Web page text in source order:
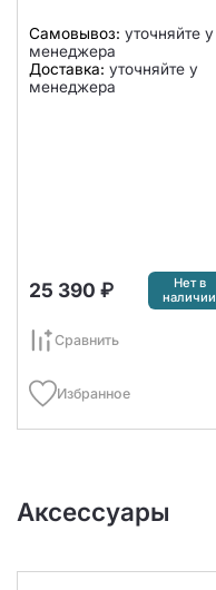
Самовывоз: уточняйте у
менеджера
Доставка: уточняйте у
менеджера
25 390 ₽
Нет в
наличии
Сравнить
Избранное
Аксессуары